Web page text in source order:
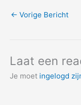
← Vorige Bericht
Laat een
Je moet ingelogd